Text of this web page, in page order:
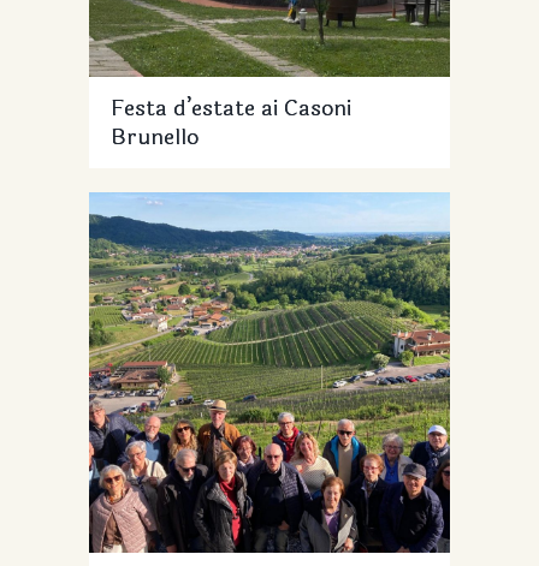
Festa d’estate ai Casoni
Brunello